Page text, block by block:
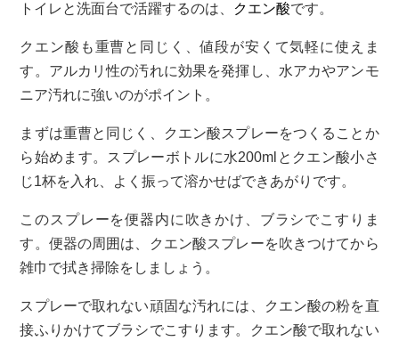
トイレと洗面台で活躍するのは、 クエン酸です。
クエン酸も重曹と同じく、値段が安くて気軽に使えま
す。アルカリ性の汚れに効果を発揮し、水アカやアンモ
ニア汚れに強いのがポイント。
まずは重曹と同じく、クエン酸スプレーをつくることか
ら始めます。スプレーボトルに水200mlとクエン酸小さ
じ1杯を入れ、よく振って溶かせばできあがりです。
このスプレーを便器内に吹きかけ、ブラシでこすりま
す。便器の周囲は、クエン酸スプレーを吹きつけてから
雑巾で拭き掃除をしましょう。
スプレーで取れない頑固な汚れには、クエン酸の粉を直
接ふりかけてブラシでこすります。クエン酸で取れない